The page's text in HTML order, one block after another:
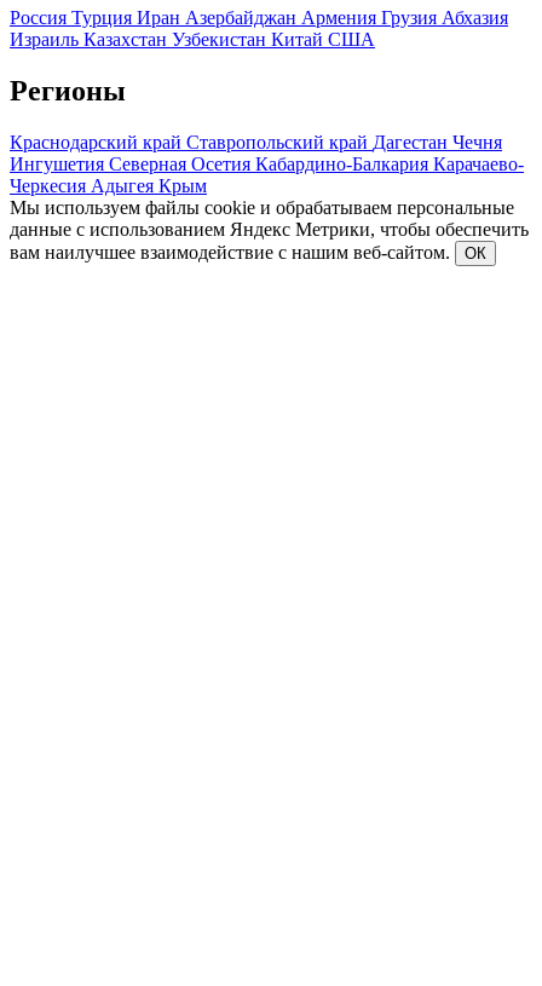
Россия Турция Иран Азербайджан Армения Грузия Абхазия
Израиль Казахстан Узбекистан Китай США
Регионы
Краснодарский край Ставропольский край Дагестан Чечня
Ингушетия Северная Осетия Кабардино-Балкария Карачаево-
Черкесия Адыгея Крым
Мы используем файлы cookie и обрабатываем персональные
данные с использованием Яндекс Метрики, чтобы обеспечить
вам наилучшее взаимодействие с нашим веб-сайтом.
ОК